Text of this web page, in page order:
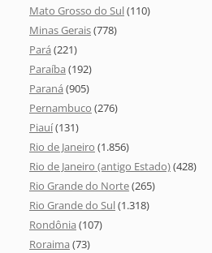
Mato Grosso do Sul(110)
Minas Gerais(778)
Pará (221)
Paraíba (192)
Paraná (905)
Pernambuco (276)
Piauí(131)
Rio de Janeiro (1.856)
Rio de Janeiro (antigo Estado)(428)
Rio Grande do Norte(265)
Rio Grande do Sul(1.318)
Rondônia (107)
Roraima (73)